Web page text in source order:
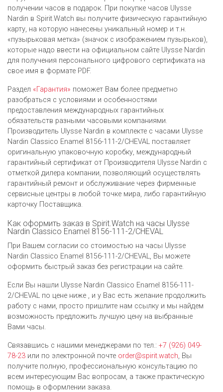
получении часов в подарок. При покупке часов Ulysse
Nardin в Spirit.Watch вы получите физическую гарантийную
карту, на которую нанесены уникальный номер и т.н.
«пузырьковая метка» (значок с изображением пузырьков),
которые надо ввести на официальном сайте Ulysse Nardin
для получения персонального цифрового сертификата на
свое имя в формате PDF.
Раздел «Гарантия» поможет Вам более предметно
разобраться с условиями и особенностями
предоставления международных гарантийных
обязательств разными часовыми компаниями.
Производитель Ulysse Nardin в комплекте с часами Ulysse
Nardin Classico Enamel 8156-111-2/CHEVAL поставляет
оригинальную упаковочную коробку, международный
гарантийный сертификат от Производителя Ulysse Nardin c
отметкой дилера компании, позволяющий осуществлять
гарантийный ремонт и обслуживание через фирменные
сервисные центры в любой точке мира, либо гарантийную
карточку Поставщика.
Как оформить заказ в Spirit.Watch на часы Ulysse
Nardin Classico Enamel 8156-111-2/CHEVAL
При Вашем согласии со стоимостью на часы Ulysse
Nardin Classico Enamel 8156-111-2/CHEVAL, Вы можете
оформить быстрый заказ без регистрации на сайте.
Если Вы нашли Ulysse Nardin Classico Enamel 8156-111-
2/CHEVAL по цене ниже , и у Вас есть желание продолжить
работу с нами, просто пришлите нам ссылку и мы найдем
возможность предложить лучшую цену на выбранные
Вами часы.
Связавшись с нашими менеджерами по тел.: +7 (926) 049-
78-23 или по электронной почте order@spirit.watch, Вы
получите полную, профессиональную консультацию по
всем интересующим Вас вопросам, а также практическую
помощь в оформлении заказа.